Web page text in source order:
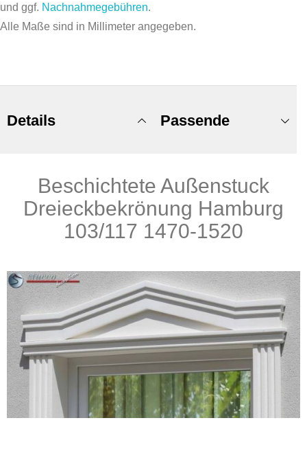
und ggf. Nachnahmegebühren.
Alle Maße sind in Millimeter angegeben.
Details
Beschichtete Außenstuck
Dreieckbekrönung Hamburg
103/117 1470-1520
Passende
Produkte